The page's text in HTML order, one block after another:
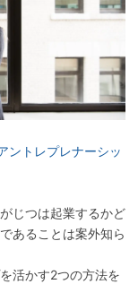
ントレプレナーシッ
じつは起業するかど
あることは案外知ら
活かす2つの方法を